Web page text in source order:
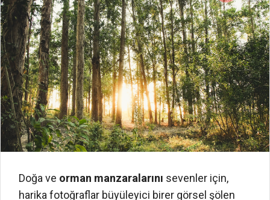
Doğa ve orman manzaralarını sevenler için,
harika fotoğraflar büyüleyici birer görsel şölen